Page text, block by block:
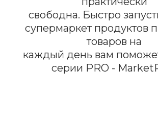
свободна. Быстро
супермаркет продуктов
товаров на
каждый день вам
серии PRO -